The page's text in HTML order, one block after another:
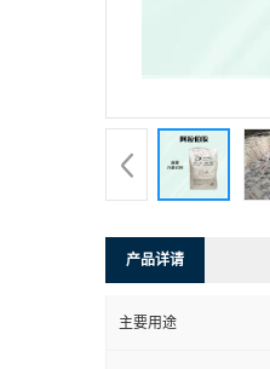
产品详请
主要用途